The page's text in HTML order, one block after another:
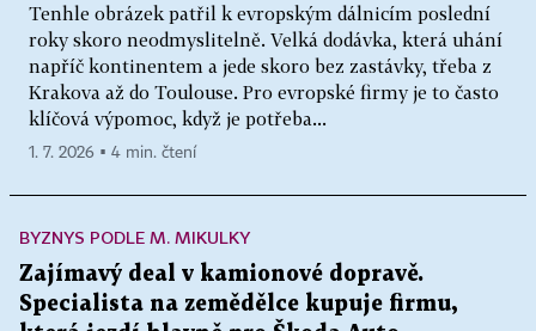
Tenhle obrázek patřil k evropským dálnicím poslední
roky skoro neodmyslitelně. Velká dodávka, která uhání
napříč kontinentem a jede skoro bez zastávky, třeba z
Krakova až do Toulouse. Pro evropské firmy je to často
klíčová výpomoc, když je potřeba...
1. 7. 2026 ▪ 4 min. čtení
BYZNYS PODLE M. MIKULKY
Zajímavý deal v kamionové dopravě.
Specialista na zemědělce kupuje firmu,